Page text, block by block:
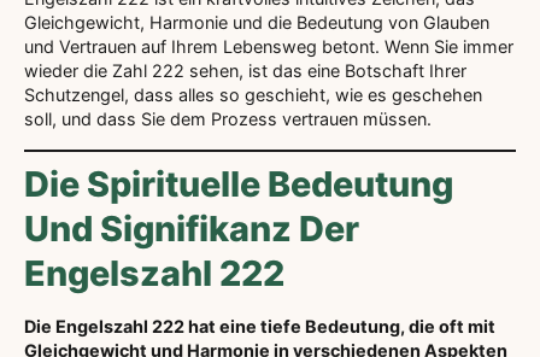
Gleichgewicht, Harmonie und die Bedeutung von Glauben
und Vertrauen auf Ihrem Lebensweg betont. Wenn Sie immer
wieder die Zahl 222 sehen, ist das eine Botschaft Ihrer
Schutzengel, dass alles so geschieht, wie es geschehen
soll, und dass Sie dem Prozess vertrauen müssen.
Die Spirituelle Bedeutung
Und Signifikanz Der
Engelszahl 222
Die Engelszahl 222 hat eine tiefe Bedeutung, die oft mit
Gleichgewicht und Harmonie in verschiedenen Aspekten